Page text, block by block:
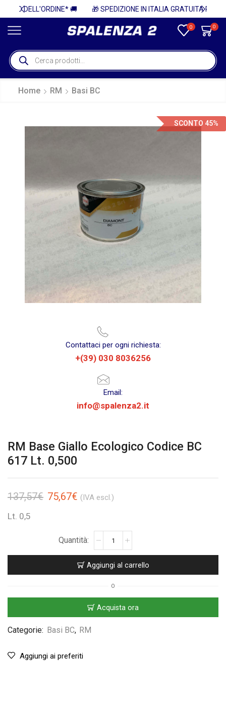
🎁 SPEDIZIONE IN ITALIA GRATUITA PER ORDINI SUPERIORI A 750€ + IVA 🎁
0 0
Home RM Basi BC
SCONTO 45%
Contattaci per ogni richiesta:
+(39) 030 8036256
Email:
info@spalenza2.it
RM Base Giallo Ecologico Codice BC
617 Lt. 0,500
137,57€ 75,67€ (IVA escl.)
Lt. 0,5
Aggiungi al carrello
O
Acquista ora
Categorie: Basi BC, RM
Aggiungi ai preferiti